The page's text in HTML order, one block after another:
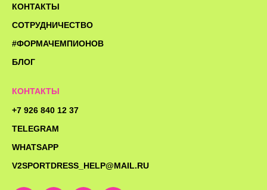
КОНТАКТЫ
КОНТАКТЫ
#ФОРМАЧЕМПИОНОВ
СОТРУДНИЧЕСТВО
БЛОГ
+7 926 840 12 37
TELEGRAM
WHATSAPP
V2SPORTDRESS_HELP@MAIL.RU